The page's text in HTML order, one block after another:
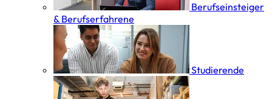
Berufseinsteiger
& Berufserfahrene
Studierende